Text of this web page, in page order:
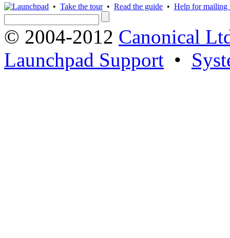
• Take the tour• Read the guide • Help for mailing
© 2004-2012 Canonical
Launchpad Support •